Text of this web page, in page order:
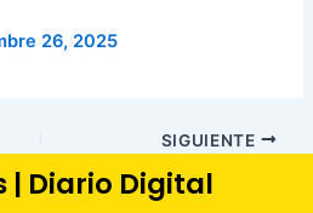
26, 2025
SIGUIENTE
| Diario Digital